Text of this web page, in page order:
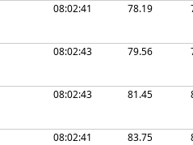
08:02:41 78.19
08:02:43 79.56
08:02:43 81.45
08:02:41 83.75